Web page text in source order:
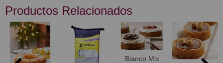
Productos Relacionados
Bianco Mix